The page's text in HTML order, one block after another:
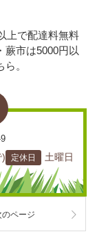
上で配達料無料
蕨市は5000円以
。
定休日 土曜日
のページ